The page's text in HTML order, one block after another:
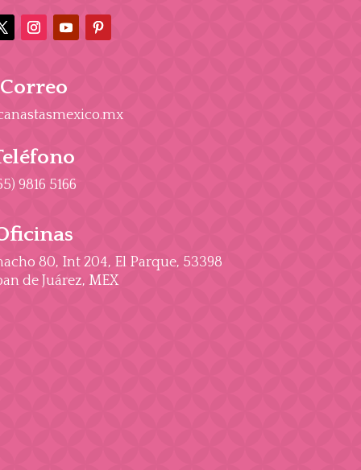
Correo
9816 5166
80, Int 204, El Parque, 53398
de Juárez, MEX